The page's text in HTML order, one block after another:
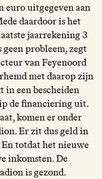
euro uitgegeven aan
daardoor is het
jaarrekening 3
probleem, zegt
van Feyenoord
met daarop zijn
een bescheiden
de financiering uit.
komen er onder
Er zit dus geld in
totdat het nieuwe
inkomsten. De
is gezond.